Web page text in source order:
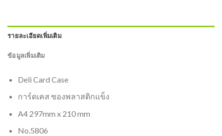
รายละเอียดเพิ่มเติม
ข้อมูลเพิ่มเติม
Deli Card Case
การ์ดเคส ซองพลาสติกแข็ง
A4 297mm x 210 mm
No.5806